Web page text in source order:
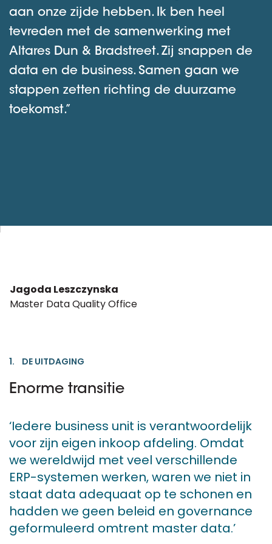
aan onze zijde hebben. Ik ben heel
tevreden met de samenwerking met
Altares Dun & Bradstreet. Zij snappen de
data en de business. Samen gaan we
stappen zetten richting de duurzame
toekomst.”
Jagoda Leszczynska
Master Data Quality Office
1. DE UITDAGING
Enorme transitie
‘Iedere business unit is verantwoordelijk
voor zijn eigen inkoop afdeling. Omdat
we wereldwijd met veel verschillende
ERP-systemen werken, waren we niet in
staat data adequaat op te schonen en
hadden we geen beleid en governance
geformuleerd omtrent master data.’